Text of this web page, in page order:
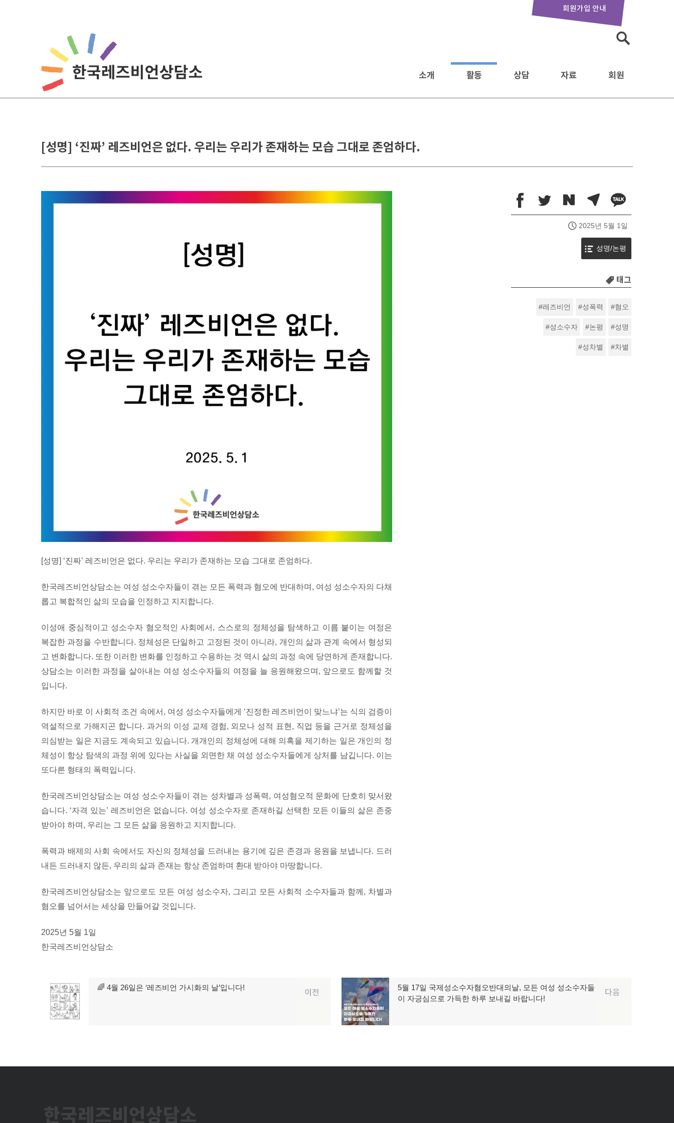
회원가입 안내
소개 활동 상담 자료 회원
[성명] ‘진짜’ 레즈비언은 없다. 우리는 우리가 존재하는 모습 그대로 존엄하다.
[성명] ‘진짜’ 레즈비언은 없다. 우리는 우리가 존재하는 모습 그대로 존엄하다.
한국레즈비언상담소는 여성 성소수자들이 겪는 모든 폭력과 혐오에 반대하며, 여성 성소수자의 다채
롭고 복합적인 삶의 모습을 인정하고 지지합니다.
이성애 중심적이고 성소수자 혐오적인 사회에서, 스스로의 정체성을 탐색하고 이름 붙이는 여정은
복잡한 과정을 수반합니다. 정체성은 단일하고 고정된 것이 아니라, 개인의 삶과 관계 속에서 형성되
고 변화합니다. 또한 이러한 변화를 인정하고 수용하는 것 역시 삶의 과정 속에 당연하게 존재합니다.
상담소는 이러한 과정을 살아내는 여성 성소수자들의 여정을 늘 응원해왔으며, 앞으로도 함께할 것
입니다.
하지만 바로 이 사회적 조건 속에서, 여성 성소수자들에게 ‘진정한 레즈비언이 맞느냐’는 식의 검증이
역설적으로 가해지곤 합니다. 과거의 이성 교제 경험, 외모나 성적 표현, 직업 등을 근거로 정체성을
의심받는 일은 지금도 계속되고 있습니다. 개개인의 정체성에 대해 의혹을 제기하는 일은 개인의 정
체성이 항상 탐색의 과정 위에 있다는 사실을 외면한 채 여성 성소수자들에게 상처를 남깁니다. 이는
또다른 형태의 폭력입니다.
한국레즈비언상담소는 여성 성소수자들이 겪는 성차별과 성폭력, 여성혐오적 문화에 단호히 맞서왔
습니다. ‘자격 있는’ 레즈비언은 없습니다. 여성 성소수자로 존재하길 선택한 모든 이들의 삶은 존중
받아야 하며, 우리는 그 모든 삶을 응원하고 지지합니다.
폭력과 배제의 사회 속에서도 자신의 정체성을 드러내는 용기에 깊은 존경과 응원을 보냅니다. 드러
내든 드러내지 않든, 우리의 삶과 존재는 항상 존엄하며 환대 받아야 마땅합니다.
한국레즈비언상담소는 앞으로도 모든 여성 성소수자, 그리고 모든 사회적 소수자들과 함께, 차별과
혐오를 넘어서는 세상을 만들어갈 것입니다.
2025년 5월 1일
한국레즈비언상담소
2025년 5월 1일
성명/논평
태그
레즈비언 성폭력 혐오
성소수자 논평 성명
성차별 차별
글
탐
색
이전
이
전
글:
🌈 4월 26일은 ‘레즈비언 가시화의 날’입니다! 다음
음
글:
5월 17일 국제성소수자혐오반대의날, 모든 여성 성소수자들
이 자긍심으로 가득한 하루 보내길 바랍니다!
한국레즈비언상담소